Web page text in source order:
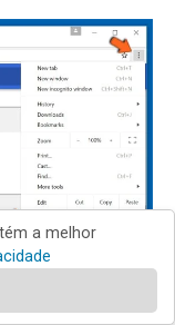
ecrã, clique no
a melhor